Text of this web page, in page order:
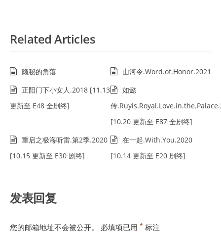
Related Articles
隐秘的角落
山河令.Word.of.Honor.2021
正阳门下小女人.2018 [11.13
更新至 E48 全剧终]
如懿
传
[10.20 更新至 E87 全剧终]
重启之极海听雷.第2季.2020
[10.15 更新至 E30 剧终]
在一起.With.You.2020
[10.14 更新至 E20 剧终]
发表回复
您的邮箱地址不会被公开。 必填项已用 * 标注